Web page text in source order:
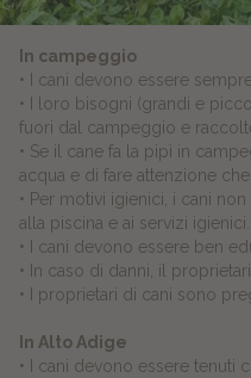
In campeggio
• I cani devono essere
• I loro bisogni (grandi e
fuori dal campeggio e
• Se il cane fa la pipì in
acqua e di fare attenzione che
• Per motivi igienici, i cani
alla piscina e ai servizi igienici.
• I cani devono essere ben
• In caso di danni, il
• I proprietari di cani sono
In Alto Adige
• I cani devono essere tenuti